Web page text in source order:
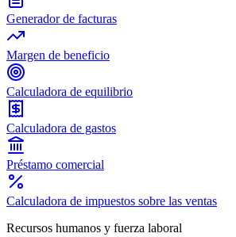
Generador de facturas
Margen de beneficio
Calculadora de equilibrio
Calculadora de gastos
Préstamo comercial
Calculadora de impuestos sobre las ventas
Recursos humanos y fuerza laboral